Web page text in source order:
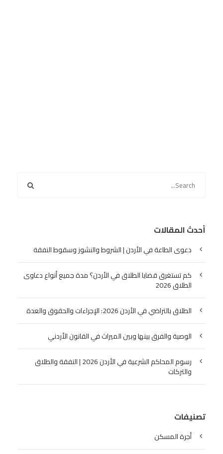
أحدث المقالات
دعوى الطاعة في الأردن | الشروط والنشوز وسقوط النفقة
كم تستغرق قضايا الطلاق في الأردن؟ مدة جميع أنواع دعاوى
الطلاق 2026
الطلاق بالتراضي في الأردن 2026: الإجراءات والحقوق والعدة
الوصية والفرق بينها وبين الميراث في القانون الأردني
رسوم المحاكم الشرعية في الأردن 2026 | النفقة والطلاق
والتركات
تصنيفات
أجرة المسكن